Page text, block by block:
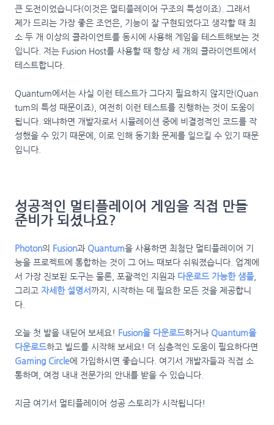
큰 도전이었습니다(이것은 멀티플레이어 구조의 특성이죠). 그래서
제가 드리는 가장 좋은 조언은, 기능이 잘 구현되었다고 생각할 때 최
소 두 개 이상의 클라이언트를 동시에 사용해 게임을 테스트해보는 것
입니다. 저는 Fusion Host를 사용할 때 항상 세 개의 클라이언트에서
테스트합니다.
Quantum에서는 사실 이런 테스트가 그다지 필요하지 않지만(Quan
tum의 특성 때문이죠), 여전히 이런 테스트를 진행하는 것이 도움이
됩니다. 왜냐하면 개발자로서 시뮬레이션 중에 비결정적인 코드를 작
성했을 수 있기 때문에, 이로 인해 동기화 문제를 일으킬 수 있기 때문
입니다.
성공적인 멀티플레이어 게임을 직접 만들
준비가 되셨나요?
Photon의 Fusion과 Quantum을 사용하면 최첨단 멀티플레이어 기
능을 프로젝트에 통합하는 것이 그 어느 때보다 쉬워졌습니다. 업계에
서 가장 진보된 도구는 물론, 포괄적인 지원과 다운로드 가능한 샘플,
그리고 자세한 설명서까지, 시작하는 데 필요한 모든 것을 제공합니
다.
오늘 첫 발을 내딛어 보세요! Fusion을 다운로드하거나 Quantum을
다운로드하고 빌드를 시작해 보세요! 더 심층적인 도움이 필요하다면
Gaming Circle에 가입하시면 좋습니다. 여기서 개발자들과 직접 소
통하며, 여정 내내 전문가의 안내를 받을 수 있습니다.
지금 여기서 멀티플레이어 성공 스토리가 시작됩니다!